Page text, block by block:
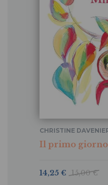
Il primo
CHRISTINE
15,00 €
14,25 €